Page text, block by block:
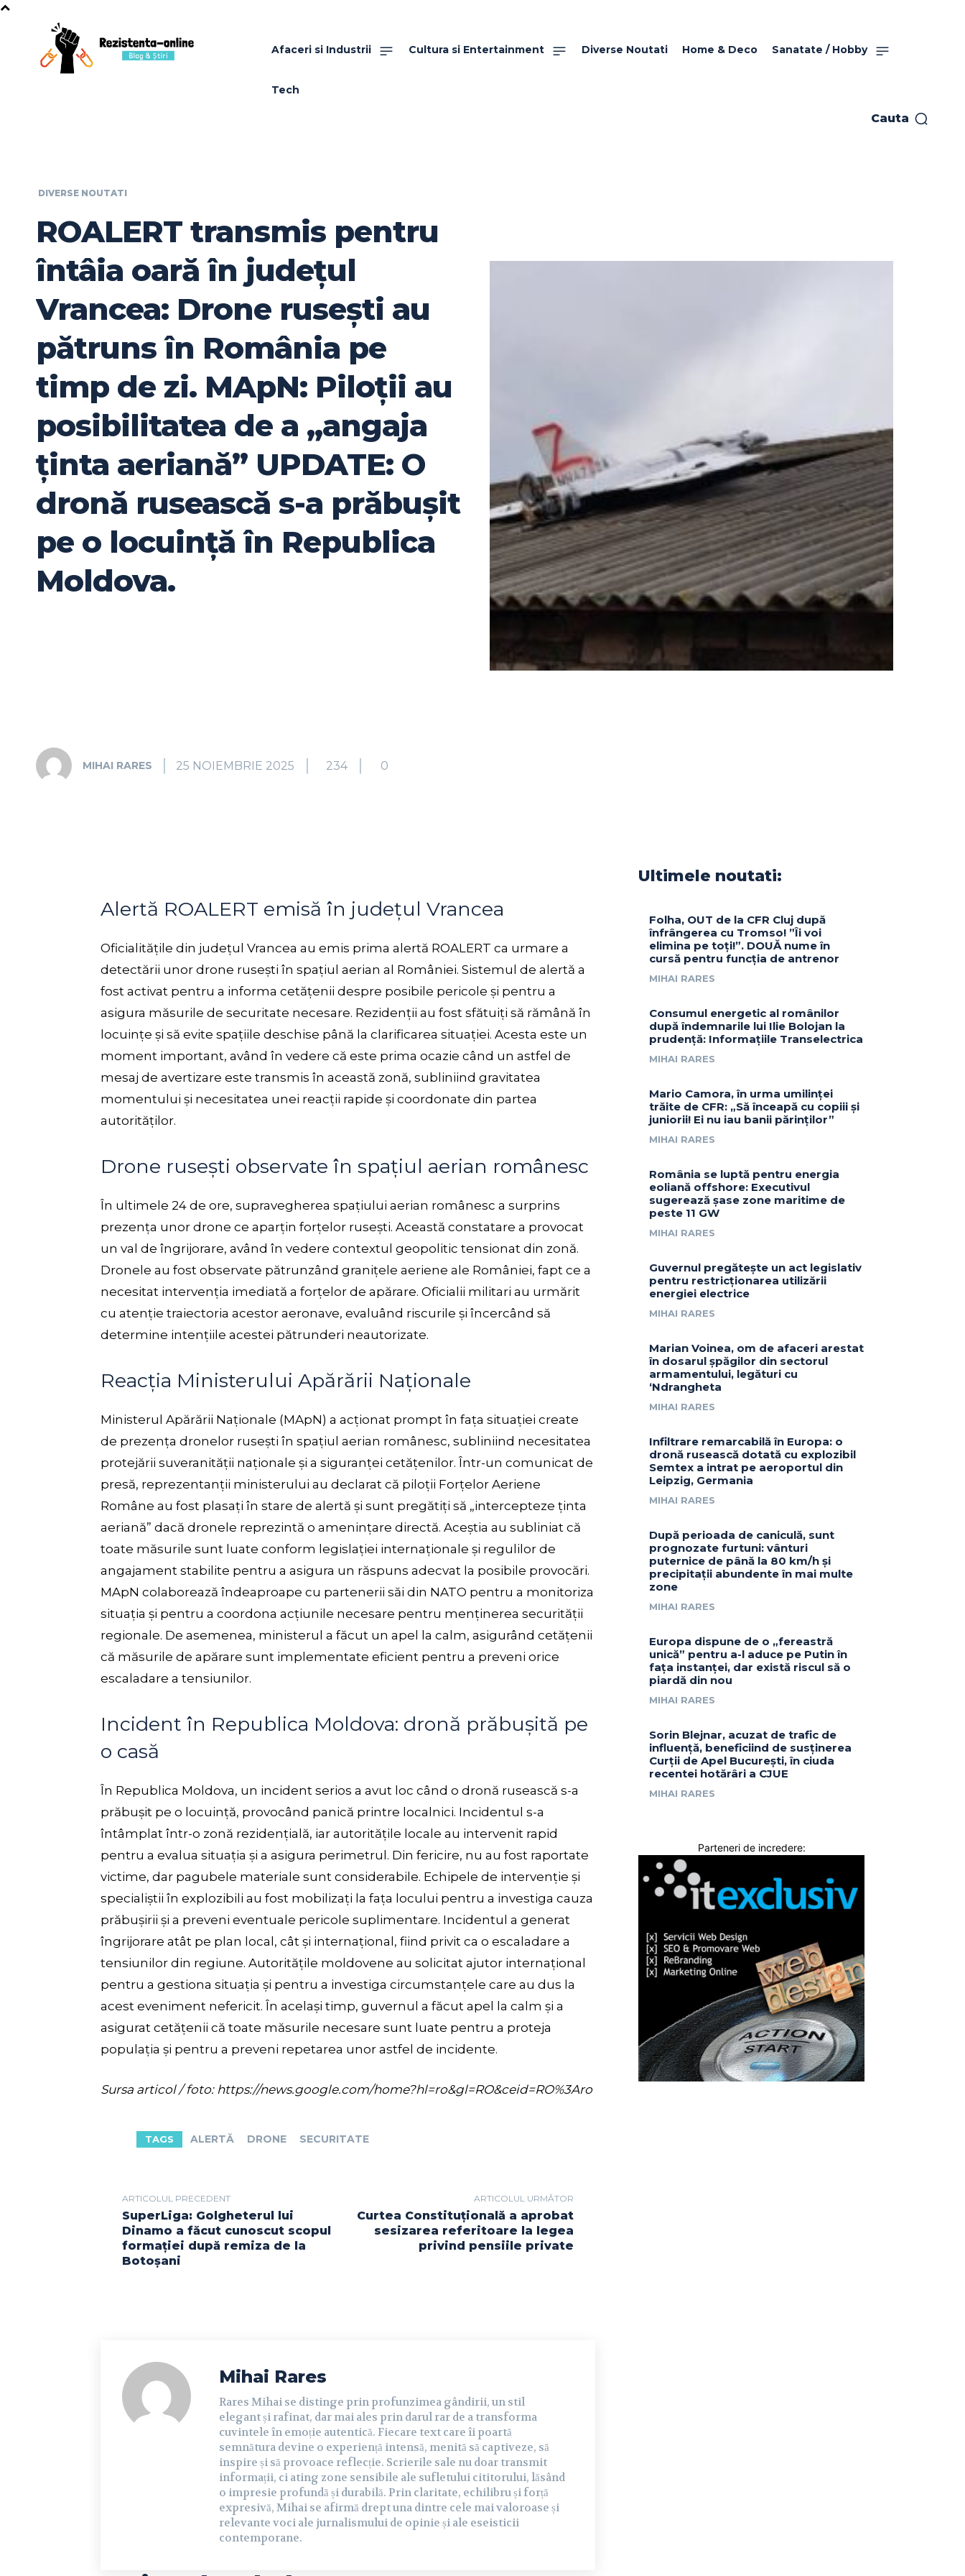
Afaceri si Industrii Cultura si Entertainment Diverse Noutati Home & Deco Sanatate / Hobby
Tech
Cauta
DIVERSE NOUTATI
ROALERT transmis pentru
întâia oară în județul
Vrancea: Drone rusești au
pătruns în România pe
timp de zi. MApN: Piloții au
posibilitatea de a „angaja
ținta aeriană” UPDATE: O
dronă rusească s-a prăbușit
pe o locuință în Republica
Moldova.
MIHAI RARES 25 NOIEMBRIE 2025 234 0
Alertă ROALERT emisă în județul Vrancea
Oficialitățile din județul Vrancea au emis prima alertă ROALERT ca urmare a
detectării unor drone rusești în spațiul aerian al României. Sistemul de alertă a
fost activat pentru a informa cetățenii despre posibile pericole și pentru a
asigura măsurile de securitate necesare. Rezidenții au fost sfătuiți să rămână în
locuințe și să evite spațiile deschise până la clarificarea situației. Acesta este un
moment important, având în vedere că este prima ocazie când un astfel de
mesaj de avertizare este transmis în această zonă, subliniind gravitatea
momentului și necesitatea unei reacții rapide și coordonate din partea
autorităților.
Drone rusești observate în spațiul aerian românesc
În ultimele 24 de ore, supravegherea spațiului aerian românesc a surprins
prezența unor drone ce aparțin forțelor rusești. Această constatare a provocat
un val de îngrijorare, având în vedere contextul geopolitic tensionat din zonă.
Dronele au fost observate pătrunzând granițele aeriene ale României, fapt ce a
necesitat intervenția imediată a forțelor de apărare. Oficialii militari au urmărit
cu atenție traiectoria acestor aeronave, evaluând riscurile și încercând să
determine intențiile acestei pătrunderi neautorizate.
Reacția Ministerului Apărării Naționale
Ministerul Apărării Naționale (MApN) a acționat prompt în fața situației create
de prezența dronelor rusești în spațiul aerian românesc, subliniind necesitatea
protejării suveranității naționale și a siguranței cetățenilor. Într-un comunicat de
presă, reprezentanții ministerului au declarat că piloții Forțelor Aeriene
Române au fost plasați în stare de alertă și sunt pregătiți să „intercepteze ținta
aeriană” dacă dronele reprezintă o amenințare directă. Aceștia au subliniat că
toate măsurile sunt luate conform legislației internaționale și regulilor de
angajament stabilite pentru a asigura un răspuns adecvat la posibile provocări.
MApN colaborează îndeaproape cu partenerii săi din NATO pentru a monitoriza
situația și pentru a coordona acțiunile necesare pentru menținerea securității
regionale. De asemenea, ministerul a făcut un apel la calm, asigurând cetățenii
că măsurile de apărare sunt implementate eficient pentru a preveni orice
escaladare a tensiunilor.
Incident în Republica Moldova: dronă prăbușită pe
o casă
În Republica Moldova, un incident serios a avut loc când o dronă rusească s-a
prăbușit pe o locuință, provocând panică printre localnici. Incidentul s-a
întâmplat într-o zonă rezidențială, iar autoritățile locale au intervenit rapid
pentru a evalua situația și a asigura perimetrul. Din fericire, nu au fost raportate
victime, dar pagubele materiale sunt considerabile. Echipele de intervenție și
specialiștii în explozibili au fost mobilizați la fața locului pentru a investiga cauza
prăbușirii și a preveni eventuale pericole suplimentare. Incidentul a generat
îngrijorare atât pe plan local, cât și internațional, fiind privit ca o escaladare a
tensiunilor din regiune. Autoritățile moldovene au solicitat ajutor internațional
pentru a gestiona situația și pentru a investiga circumstanțele care au dus la
acest eveniment nefericit. În același timp, guvernul a făcut apel la calm și a
asigurat cetățenii că toate măsurile necesare sunt luate pentru a proteja
populația și pentru a preveni repetarea unor astfel de incidente.
Sursa articol / foto: https://news.google.com/home?hl=ro&gl=RO&ceid=RO%3Aro
TAGS ALERTĂ DRONE SECURITATE
ARTICOLUL PRECEDENT
SuperLiga: Golgheterul lui
Dinamo a făcut cunoscut scopul
formației după remiza de la
Botoșani
ARTICOLUL URMĂTOR
Curtea Constituțională a aprobat
sesizarea referitoare la legea
privind pensiile private
Mihai Rares
Rares Mihai se distinge prin profunzimea gândirii, un stil
elegant și rafinat, dar mai ales prin darul rar de a transforma
cuvintele în emoție autentică. Fiecare text care îi poartă
semnătura devine o experiență intensă, menită să captiveze, să
inspire și să provoace reflecție. Scrierile sale nu doar transmit
informații, ci ating zone sensibile ale sufletului cititorului, lăsând
o impresie profundă și durabilă. Prin claritate, echilibru și forță
expresivă, Mihai se afirmă drept una dintre cele mai valoroase și
relevante voci ale jurnalismului de opinie și ale eseisticii
contemporane.
Ultimele noutati:
Folha, OUT de la CFR Cluj după
înfrângerea cu Tromso! ”Îi voi
elimina pe toți!”. DOUĂ nume în
cursă pentru funcția de antrenor
MIHAI RARES
Consumul energetic al românilor
după îndemnarile lui Ilie Bolojan la
prudență: Informațiile Transelectrica
MIHAI RARES
Mario Camora, în urma umilinței
trăite de CFR: „Să înceapă cu copiii și
juniorii! Ei nu iau banii părinților”
MIHAI RARES
România se luptă pentru energia
eoliană offshore: Executivul
sugerează șase zone maritime de
peste 11 GW
MIHAI RARES
Guvernul pregătește un act legislativ
pentru restricționarea utilizării
energiei electrice
MIHAI RARES
Marian Voinea, om de afaceri arestat
în dosarul șpăgilor din sectorul
armamentului, legături cu
‘Ndrangheta
MIHAI RARES
Infiltrare remarcabilă în Europa: o
dronă rusească dotată cu explozibil
Semtex a intrat pe aeroportul din
Leipzig, Germania
MIHAI RARES
După perioada de caniculă, sunt
prognozate furtuni: vânturi
puternice de până la 80 km/h și
precipitații abundente în mai multe
zone
MIHAI RARES
Europa dispune de o „fereastră
unică” pentru a-l aduce pe Putin în
fața instanței, dar există riscul să o
piardă din nou
MIHAI RARES
Sorin Blejnar, acuzat de trafic de
influență, beneficiind de susținerea
Curții de Apel București, în ciuda
recentei hotărâri a CJUE
MIHAI RARES
Parteneri de incredere: